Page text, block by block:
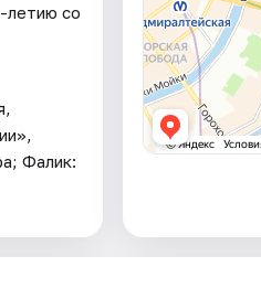
летию со
Фалик: